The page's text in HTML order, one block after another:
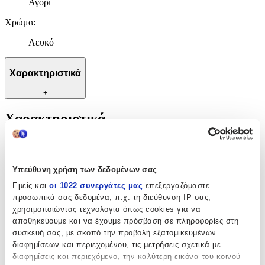
Υπεύθυνη χρήση των δεδομένων σας
Εμείς και οι 1022 συνεργάτες μας επεξεργαζόμαστε
προσωπικά σας δεδομένα, π.χ. τη διεύθυνση IP σας,
χρησιμοποιώντας τεχνολογία όπως cookies για να
αποθηκεύουμε και να έχουμε πρόσβαση σε πληροφορίες στη
συσκευή σας, με σκοπό την προβολή εξατομικευμένων
διαφημίσεων και περιεχομένου, τις μετρήσεις σχετικά με
διαφημίσεις και περιεχόμενο, την καλύτερη εικόνα του κοινού
Χρώμα:
Λευκό
Χαρακτηριστικά
+
Χαρακτηριστικά
Αγόρι
Χρώμα :
Αξιολογήσεις
Προς το παρόν δεν υπάρχουν άλλες αξιολογήσεις. Όταν